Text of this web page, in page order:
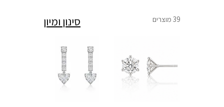
39 מוצרים סינון ומיון